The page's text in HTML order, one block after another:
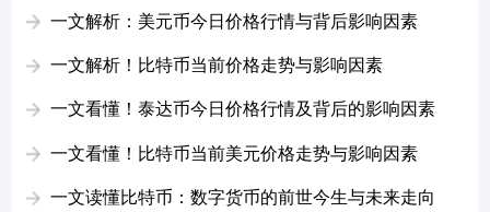
一文解析：美元币今日价格行情与背后影响因素
一文解析！比特币当前价格走势与影响因素
一文看懂！泰达币今日价格行情及背后的影响因素
一文看懂！比特币当前美元价格走势与影响因素
一文读懂比特币：数字货币的前世今生与未来走向